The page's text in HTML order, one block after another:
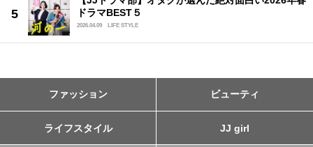
ドラマBEST５
2026.04.09 LIFE STYLE
ファッション ビューティ
ライフスタイル JJ girl